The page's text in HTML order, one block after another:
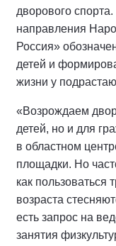
дворового
направления
Россия»
детей и
жизни у
«Возрождаем
детей, но и для
в областном
площадки. Но
как
возраста
есть запрос на
занятия